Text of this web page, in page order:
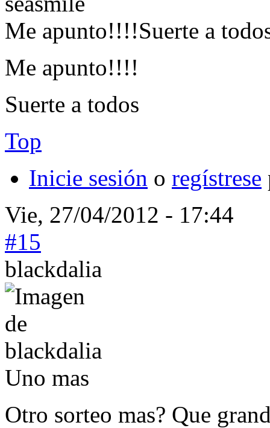
Me apunto!!!!Suerte a
Me apunto!!!!
Suerte a todos
Top
Inicie sesión o regístrese
Vie, 27/04/2012 - 17:44
#15
blackdalia
Uno mas
Otro sorteo mas? Que